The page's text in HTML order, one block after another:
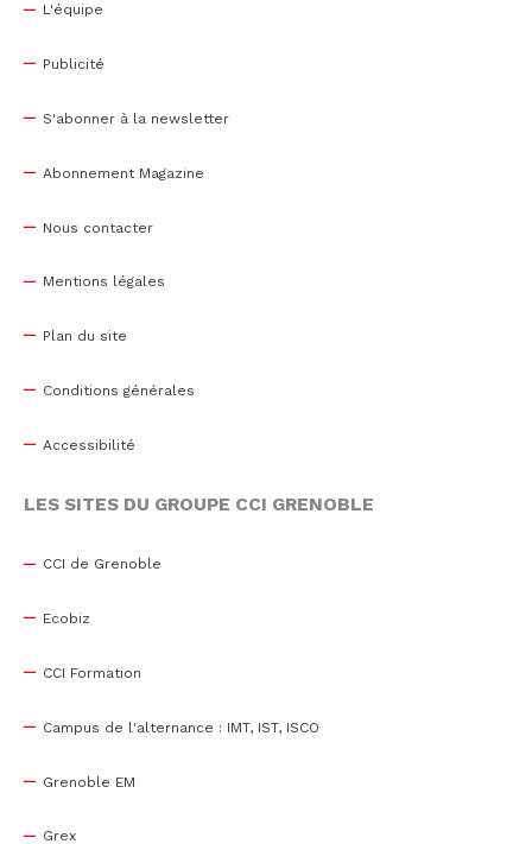
L'équipe
Publicité
S'abonner à la newsletter
Abonnement Magazine
Nous contacter
Mentions légales
Plan du site
Conditions générales
Accessibilité
LES SITES DU GROUPE CCI GRENOBLE
CCI de Grenoble
Ecobiz
CCI Formation
Campus de l'alternance : IMT, IST, ISCO
Grenoble EM
Grex